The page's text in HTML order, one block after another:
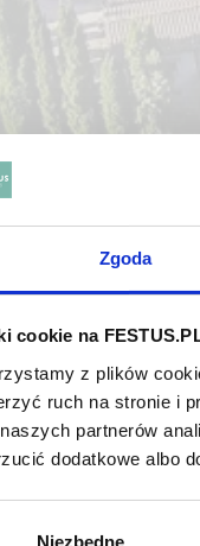
Zgoda
cookie na
z plików
ruch na stronie i
partnerów
dodatkowe albo
Niezbędne
potential